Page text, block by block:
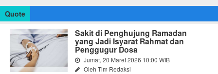
Quote
Sakit di Penghujung Ramadan
yang Jadi Isyarat Rahmat dan
Penggugur Dosa
Jumat, 20 Maret 2026 10:00 WIB
Oleh Tim Redaksi